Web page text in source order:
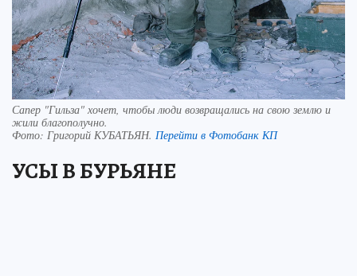
Сапер "Гильза" хочет, чтобы люди возвращались на свою землю и
жили благополучно.
Фото: Григорий КУБАТЬЯН. Перейти в Фотобанк КП
УСЫ В БУРЬЯНЕ